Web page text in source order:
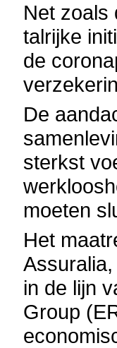
Net zoals
talrijke
de
De
sterkst
moeten
Het
in de lijn
Group